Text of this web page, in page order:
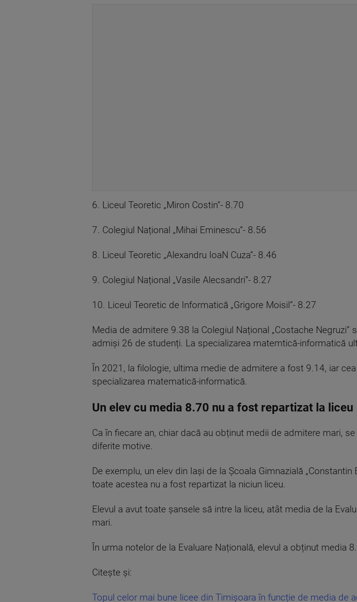
6. Liceul Teoretic „Miron Costin”- 8.70
7. Colegiul Național „Mihai Eminescu”- 8.56
8. Liceul Teoretic „Alexandru IoaN Cuza”- 8.46
9. Colegiul Național „Vasile Alecsandri”- 8.27
10. Liceul Teoretic de Informatică „Grigore Moisil”- 8.27
Media de admitere 9.38 la Colegiul Național „Costache
admiși 26 de studenți. La specializarea matemtică-informatică
În 2021, la filologie, ultima medie de admitere a fost 9.14, iar
specializarea matematică-informatică.
Un elev cu media 8.70 nu a fost repartizat la liceu
Ca în fiecare an, chiar dacă au obținut medii de admitere mari,
diferite motive.
De exemplu, un elev din Iași de la Școala Gimnazială
toate acestea nu a fost repartizat la niciun liceu.
Elevul a avut toate șansele să intre la liceu, atât media de la
mari.
În urma notelor de la Evaluare Națională, elevul a obținut media
Citește și:
Topul celor mai bune licee din Timișoara în funcție de media de